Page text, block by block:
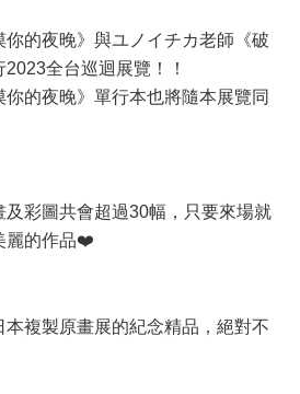
你的夜晚》與ユノイチカ老師《破
全台巡迴展覽！！
的夜晚》單行本也將隨本展覽同
及彩圖共會超過30幅，只要來場就
麗的作品❤️
複製原畫展的紀念精品，絕對不